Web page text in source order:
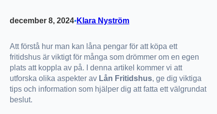
december 8, 2024•Klara Nyström
Att förstå hur man kan låna pengar för att köpa ett
fritidshus är viktigt för många som drömmer om en egen
plats att koppla av på. I denna artikel kommer vi att
utforska olika aspekter av Lån Fritidshus, ge dig viktiga
tips och information som hjälper dig att fatta ett välgrundat
beslut.